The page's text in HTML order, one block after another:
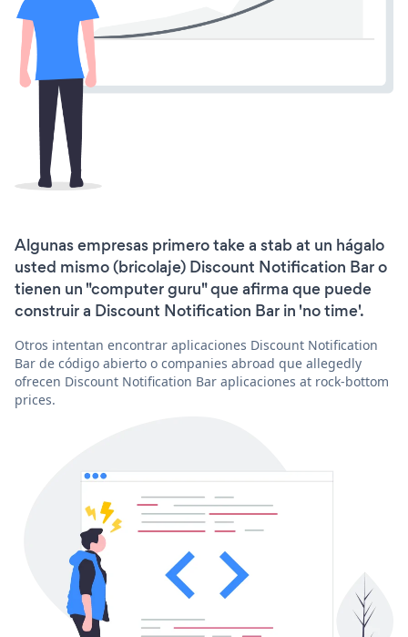
Algunas empresas primero take a stab at un hágalo
usted mismo (bricolaje) Discount Notification Bar o
tienen un "computer guru" que afirma que puede
construir a Discount Notification Bar in 'no time'.
Otros intentan encontrar aplicaciones Discount Notification
Bar de código abierto o companies abroad que allegedly
ofrecen Discount Notification Bar aplicaciones at rock-bottom
prices.